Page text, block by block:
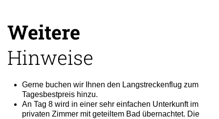
Weitere
Hinweise
Gerne buchen wir Ihnen den Langstreckenflug zum
Tagesbestpreis hinzu.
An Tag 8 wird in einer sehr einfachen Unterkunft im
privaten Zimmer mit geteiltem Bad übernachtet. Die